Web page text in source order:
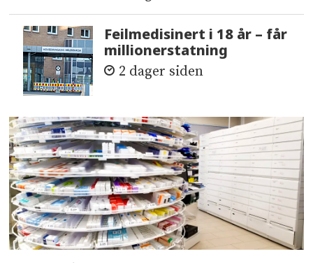
Feilmedisinert i 18 år – får
millionerstatning
2 dager siden